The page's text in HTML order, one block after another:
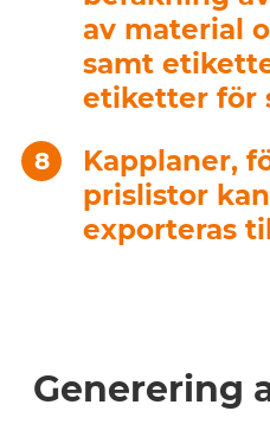
av material
samt
etiketter för
Kapplaner,
prislistor
exporteras
Generering